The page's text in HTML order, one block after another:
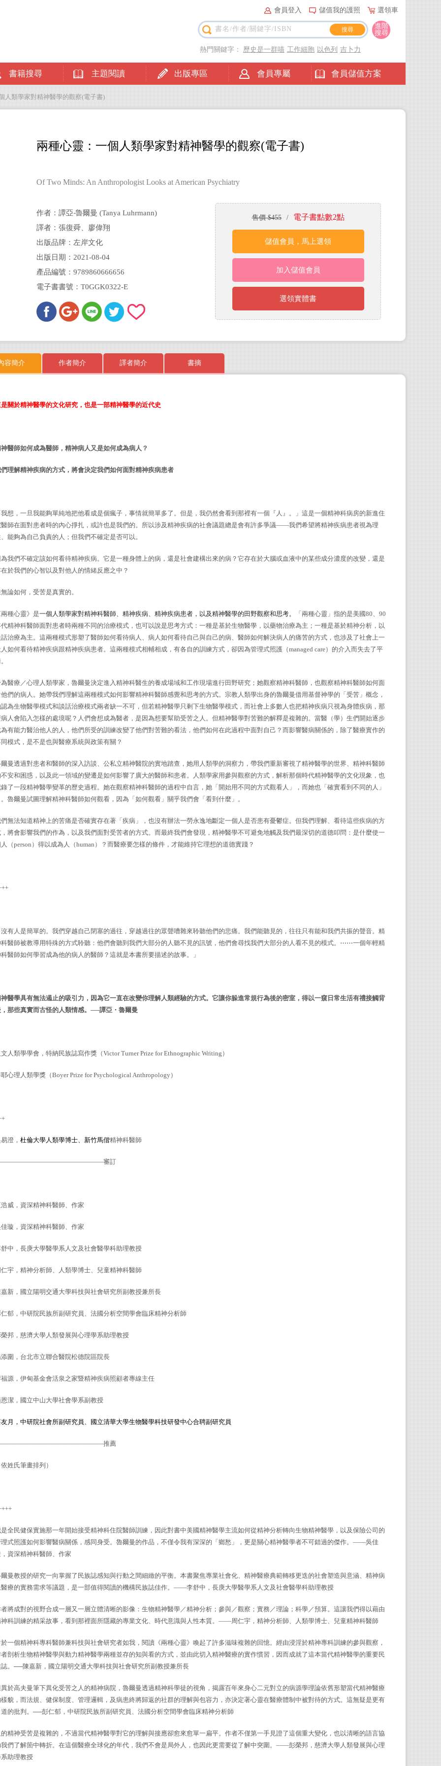
會員登入 儲值我的護照 選領車
書籍搜尋 主題閱讀 出版專區 會員專屬 會員儲值方案
進階
搜尋
熱門關鍵字： 歷史是一群喵 工作細胞 以色列 吉卜力
人類學家對精神醫學的觀察(電子書)
兩種心靈：一個人類學家對精神醫學的觀察(電子書)
Of Two Minds: An Anthropologist Looks at American Psychiatry
作者：譚亞‧魯爾曼 (Tanya Luhrmann)
譯者：張復舜、廖偉翔
出版品牌：左岸文化
出版日期：2021-08-04
產品編號：9789860666656
電子書書號：T0GGK0322-E
售價 $455 / 電子書點數2點
儲值會員，馬上選領
加入儲值會員
選領實體書
容簡介 作者簡介 譯者簡介 書摘
關於精神醫學的文化研究，也是一部精神醫學的近代史
醫師如何成為醫師，精神病人又是如何成為病人？
理解精神疾病的方式，將會決定我們如何面對精神疾病患者
想，一旦我能夠單純地把他看成是個瘋子，事情就簡單多了。但是，我仍然會看到那裡有一個『人』。」這是一個精神科病房的新進住
師在面對患者時的內心掙扎，或許也是我們的。所以涉及精神疾病的社會議題總是會有許多爭議——我們希望將精神疾病患者視為理
能夠為自己負責的人；但我們不確定是否可以。
我們不確定該如何看待精神疾病。它是一種身體上的病，還是社會建構出來的病？它存在於大腦或血液中的某些成分濃度的改變，還是
於我們的心智以及對他人的情緒反應之中？
論如何，受苦是真實的。
種心靈》是一個人類學家對精神科醫師、精神疾病、精神疾病患者，以及精神醫學的田野觀察和思考。 「兩種心靈」指的是美國80、 90
精神科醫師面對患者時兩種不同的治療模式，也可以說是思考方式：一種是基於生物醫學，以藥物治療為主；一種是基於精神分析，以
治療為主。這兩種模式形塑了醫師如何看待病人、病人如何看待自己與自己的病、醫師如何解決病人的痛苦的方式，也涉及了社會上一
如何看待精神疾病跟精神疾病患者。這兩種模式相輔相成，有各自的訓練方式，卻因為管理式照護（managed care）的介入而失去了平
醫療／心理人類學家，魯爾曼決定進入精神科醫生的養成場域和工作現場進行田野研究；她觀察精神科醫師，也觀察精神科醫師如何面
們的病人。她帶我們理解這兩種模式如何影響精神科醫師感覺和思考的方式。宗教人類學出身的魯爾曼借用基督神學的「受苦」概念，
為生物醫學模式和談話治療模式兩者缺一不可，但若精神醫學只剩下生物醫學模式，而社會上多數人也把精神疾病只視為身體疾病，那
人會陷入怎樣的處境呢？人們會想成為醫者，是因為想要幫助受苦之人。但精神醫學對苦難的解釋是複雜的。當醫（學）生們開始逐步
有能力醫治他人的人，他們所受的訓練改變了他們對苦難的看法，他們如何在此過程中面對自己？而影響醫病關係的，除了醫療實作的
模式，是不是也與醫療系統與政策有關？
曼透過對患者和醫師的深入訪談、公私立精神醫院的實地踏查，她用人類學的洞察力，帶我們重新審視了精神醫學的世界、精神科醫師
安和困惑，以及此一領域的變遷是如何影響了廣大的醫師和患者。人類學家用參與觀察的方式，解析那個時代精神醫學的文化現象，也
了一段精神醫學變革的歷史過程。她在觀察精神科醫師的過程中自言，她「開始用不同的方式觀看人」，而她也「確實看到不同的人」
魯爾曼試圖理解精神科醫師如何觀看，因為「如何觀看」關乎我們會「看到什麼」。
無法知道精神上的苦痛是否確實存在著「疾病」，也沒有辦法一勞永逸地斷定一個人是否患有憂鬱症。但我們理解、看待這些疾病的方
將會影響我們的作為，以及我們面對受苦者的方式。而最終我們會發現，精神醫學不可避免地觸及我們最深切的道德叩問：是什麼使一
（person ）得以成為人（human ）？而醫療要怎樣的條件，才能維持它理想的道德實踐？
有人是簡單的。我們穿越自己閉塞的過往，穿越過往的眾聲嘈雜來聆聽他們的悲痛。我們能聽見的，往往只有能和我們共振的聲音。精
醫師被教導用特殊的方式聆聽：他們會聽到我們大部分的人聽不見的訊號，他們會尋找我們大部分的人看不見的模式。 ⋯⋯一個年輕精
醫師如何學習成為他的病人的醫師？這就是本書所要描述的故事。」
醫學具有無法遏止的吸引力，因為它一直在改變你理解人類經驗的方式。它讓你躲進常規行為後的密室，得以一窺日常生活有禮接觸背
那些真實而古怪的人類情感。 ──譚亞・魯爾曼
人類學學會，特納民族誌寫作獎（Victor Turner Prize for Ethnographic Writing ）
心理人類學獎（Boyer Prize for Psychological Anthropology）
澄， 杜倫大學人類學博士、新竹馬偕精神科醫師
審訂
威，資深精神科醫師、作家
璇，資深精神科醫師、作家
中，長庚大學醫學系人文及社會醫學科助理教授
宇，精神分析師、人類學博士、兒童精神科醫師
新， 國立陽明交通大學科技與社會研究所副教授兼所長
郁，中研院民族所副研究員、法國分析空間學會臨床精神分析師
邦，慈濟大學人類發展與心理學系助理教授
圍，台北市立聯合醫院松德院區院長
源，伊甸基金會活泉之家暨精神疾病照顧者專線主任
潔，國立中山大學社會學系副教授
月，中研院社會所副研究員、國立清華大學生物醫學科技研發中心合聘副研究員
推薦
姓氏筆畫排列）
全民健保實施那一年開始接受精神科住院醫師訓練，因此對書中美國精神醫學主流如何從精神分析轉向生物精神醫學，以及保險公司的
式照護如何影響醫病關係，感同身受。魯爾曼的作品，不僅令我有深深的「鄉愁」，更是關心精神醫學者不可錯過的傑作。——吳佳
資深精神科醫師、作家
曼教授的研究一向掌握了民族誌感知與行動之間細緻的平衡。本書聚焦專業社會化、精神醫療典範轉移更迭的社會塑造與意涵、精神病
療的實務需求等議題，是一部值得閱讀的機構民族誌佳作。——李舒中，長庚大學醫學系人文及社會醫學科助理教授
將成對的視野合成一層又一層立體清晰的影像：生物精神醫學／精神分析；參與／觀察；實務／理論；科學／預算。這讓我們得以藉由
科訓練的精采故事，看到那裡面所隱藏的專業文化、時代意識與人性本質。——周仁宇，精神分析師、人類學博士、兒童精神科醫師
一個精神科專科醫師兼科技與社會研究者如我，閱讀《兩種心靈》 喚起了許多滋味複雜的回憶。經由浸淫於精神專科訓練的參與觀察，
剖析生物精神醫學與動力精神醫學兩種並存的知與看的方式，並由此切入精神醫療的實作慣習，因而成就了這本當代精神醫學的重要民
。──陳嘉新，國立陽明交通大學科技與社會研究所副教授兼所長
於高夫曼筆下異化受苦之人的精神病院，魯爾曼透過精神科學徒的視角，揭露百年來身心二元對立的病源學理論依舊形塑當代精神醫療
貌，而法規、健保制度、管理邏輯，及病患終將歸返的社群的理解與包容力，亦決定著心靈在醫療體制中被對待的方式。這無疑是更有
道的批判。──彭仁郁，中研院民族所副研究員、法國分析空間學會臨床精神分析師
精神受苦是複雜的，不過當代精神醫學對它的理解與接應卻愈來愈單一扁平。作者不僅第一手見證了這個重大變化，也以清晰的語言協
們了解箇中轉折。在這個醫療全球化的年代，我們不會是局外人，也因此更需要從了解中突圍。——彭榮邦，慈濟大學人類發展與心理
助理教授